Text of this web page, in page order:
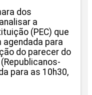
dos
a
(PEC) que
para
do parecer do
para as 10h30,